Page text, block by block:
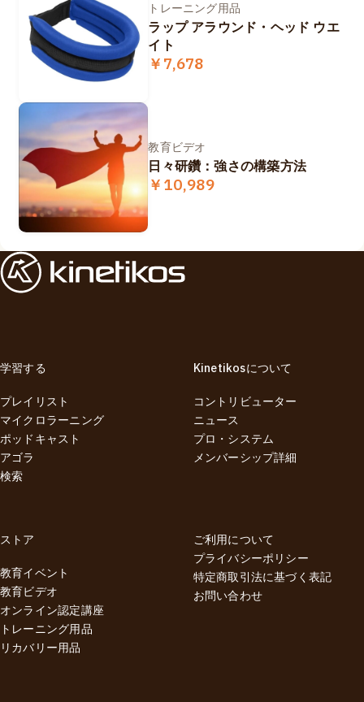
トレーニング用品
ラップ アラウンド・ヘッド ウエ
イト
￥7,678
教育ビデオ
日々研鑽：強さの構築方法
￥10,989
学習する
プレイリスト
マイクロラーニング
ポッドキャスト
アゴラ
検索
Kinetikosについて
コントリビューター
ニュース
プロ・システム
メンバーシップ詳細
ストア
教育イベント
教育ビデオ
オンライン認定講座
トレーニング用品
リカバリー用品
ご利用について
プライバシーポリシー
特定商取引法に基づく表記
お問い合わせ